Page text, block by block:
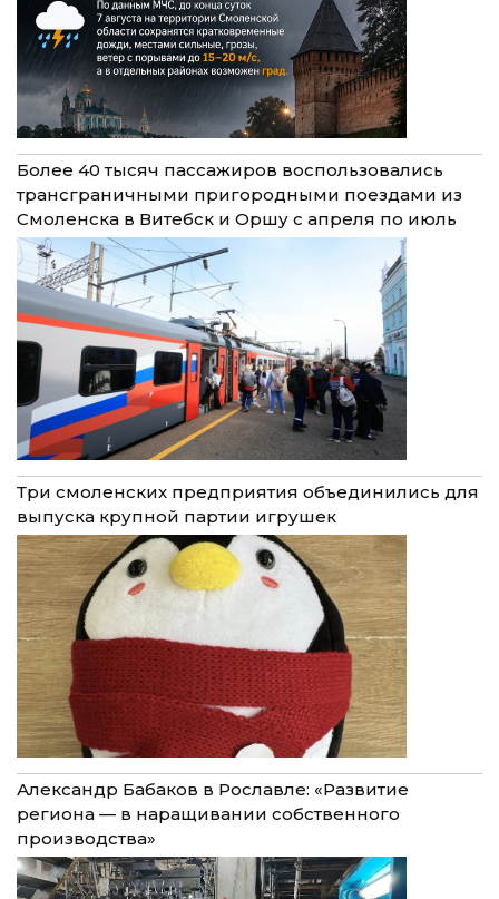
Более 40 тысяч пассажиров воспользовались
трансграничными пригородными поездами из
Смоленска в Витебск и Оршу с апреля по июль
Три смоленских предприятия объединились для
выпуска крупной партии игрушек
Александр Бабаков в Рославле: «Развитие
региона — в наращивании собственного
производства»